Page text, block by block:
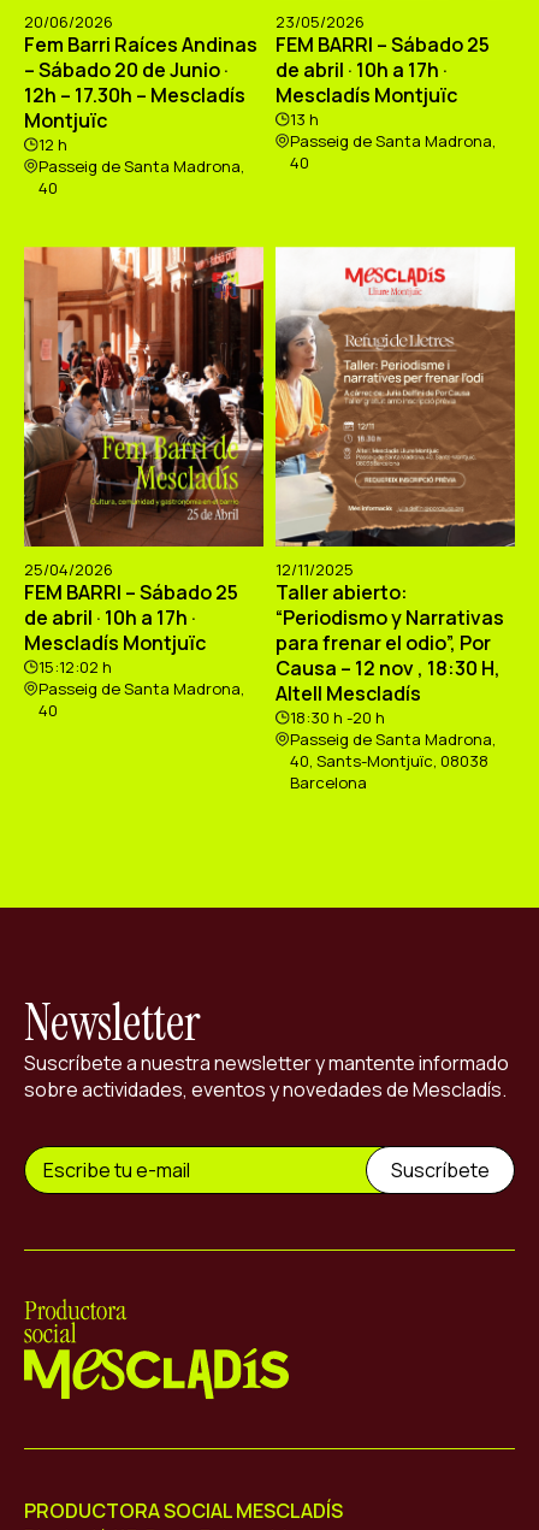
20/06/2026
Fem Barri Raíces Andinas
– Sábado 20 de Junio ·
12h – 17.30h – Mescladís
Montjuïc
12 h
Passeig de Santa Madrona,
40
23/05/2026
FEM BARRI – Sábado 25
de abril · 10h a 17h ·
Mescladís Montjuïc
13 h
Passeig de Santa Madrona,
40
25/04/2026
FEM BARRI – Sábado 25
de abril · 10h a 17h ·
Mescladís Montjuïc
15:12:02 h
Passeig de Santa Madrona,
40
12/11/2025
Taller abierto:
“Periodismo y Narrativas
para frenar el odio”, Por
Causa – 12 nov , 18:30 H,
Altell Mescladís
18:30 h -20 h
Passeig de Santa Madrona,
40, Sants-Montjuïc, 08038
Barcelona
Newsletter
Suscríbete a nuestra newsletter y mantente informado
sobre actividades, eventos y novedades de Mescladís.
PRODUCTORA SOCIAL MESCLADÍS